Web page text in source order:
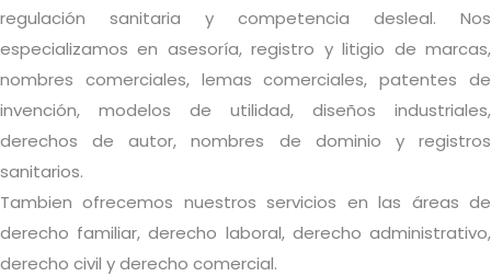
regulación sanitaria y competencia desleal. Nos
especializamos en asesoría, registro y litigio de marcas,
nombres comerciales, lemas comerciales, patentes de
invención, modelos de utilidad, diseños industriales,
derechos de autor, nombres de dominio y registros
sanitarios.
Tambien ofrecemos nuestros servicios en las áreas de
derecho familiar, derecho laboral, derecho administrativo,
derecho civil y derecho comercial.